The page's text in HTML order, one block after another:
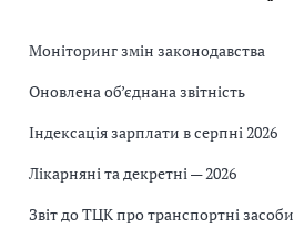
Моніторинг змін законодавства
Оновлена об’єднана звітність
Індексація зарплати в серпні 2026
Лікарняні та декретні — 2026
Звіт до ТЦК про транспортні засоби